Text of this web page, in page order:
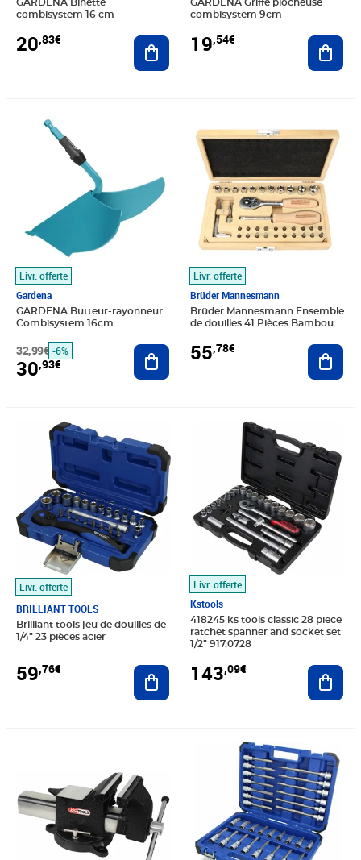
GARDENA Binette
combisystem 16 cm
20,83€ Ajouter au panier
GARDENA Griffe piocheuse
combisystem 9cm
19,54€
Livr. offerte
Gardena
GARDENA Butteur-rayonneur
Combisystem 16cm
32,99€
Prix barré 32,99€
-6%
30,93€
Prix 30,93€
Ajouter au panier
Livr. offerte
Brüder Mannesmann
Brüder Mannesmann Ensemble
de douilles 41 Pièces Bambou
55,78€
Livr. offerte
BRILLIANT TOOLS
Brilliant tools jeu de douilles de
1/4" 23 pièces acier
59,76€
Prix 59,76€
Ajouter au panier
Livr. offerte
Kstools
418245 ks tools classic 28 piece
ratchet spanner and socket set
1/2" 917.0728
143,09€
Prix 143,09€
Prix 107,09€